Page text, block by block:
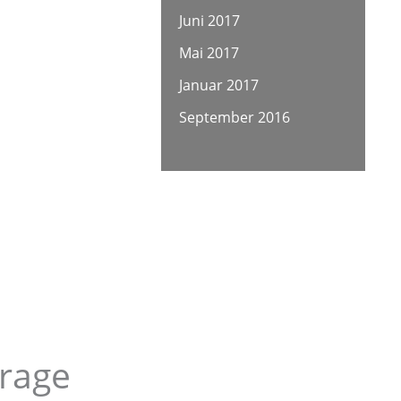
Juni 2017
Mai 2017
Januar 2017
September 2016